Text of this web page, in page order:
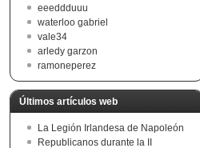
eeeddduuu
waterloo gabriel
vale34
arledy garzon
ramoneperez
Últimos artículos web
La Legión Irlandesa de Napoleón
Republicanos durante la II